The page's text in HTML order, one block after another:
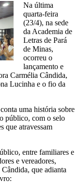
Na última
quarta-feira
(23/4), na sede
da Academia de
Letras de Pará
de Minas,
ocorreu o
lançamento e
Carmélia Cândida,
Lucinha e o fio da
uma história sobre
público, com o selo
que atravessam
entre familiares e
e vereadores,
que adianta